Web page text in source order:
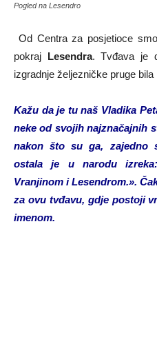
Pogled na Lesendro
Od Centra za posjetioce
pokraj Lesendra. Tvđava je
izgradnje željezničke pruge bila
Kažu da je tu naš Vladika
neke od svojih najznačajnih
nakon što su ga, zajedno
ostala je u narodu
Vranjinom i Lesendrom.».
za ovu tvđavu, gdje postoji
imenom.